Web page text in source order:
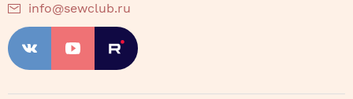
info@sewclub.ru